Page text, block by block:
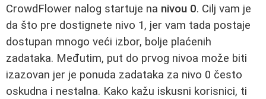
CrowdFlower nalog startuje na nivou 0. Cilj vam je
da što pre dostignete nivo 1, jer vam tada postaje
dostupan mnogo veći izbor, bolje plaćenih
zadataka. Međutim, put do prvog nivoa može biti
izazovan jer je ponuda zadataka za nivo 0 često
oskudna i nestalna. Kako kažu iskusni korisnici, ti